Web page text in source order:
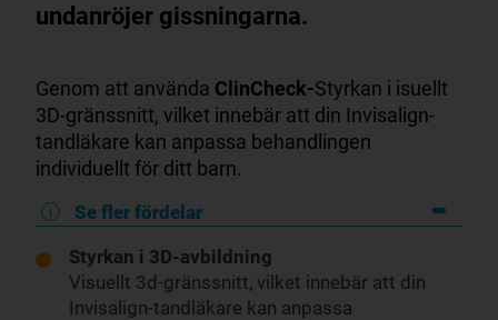
undanröjer gissningarna.
Genom att använda ClinCheck-Styrkan i isuellt
3D-gränssnitt, vilket innebär att din Invisalign-
tandläkare kan anpassa behandlingen
individuellt för ditt barn.
Se fler fördelar
Styrkan i 3D-avbildning
Visuellt 3d-gränssnitt, vilket innebär att din
Invisalign-tandläkare kan anpassa